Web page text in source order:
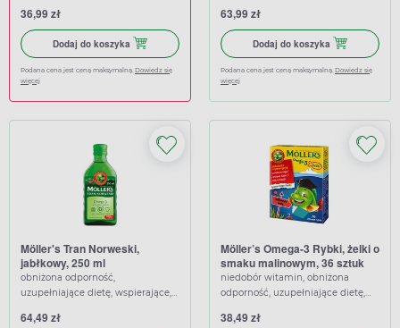
36,99 zł
Dodaj do koszyka Dodaj do koszyka Ibuprom Max Sprint, 40 kapsułek miękkich
Podana cena jest ceną maksymalną. Dowiedz się
więcej
63,99 zł
Dodaj do koszyka Dodaj do
Podana cena jest ceną maksymalną. Dowiedz się
więcej
Möller's Tran Norweski,
jabłkowy, 250 ml
obniżona odporność,
uzupełniające dietę, wspierające,
64,49 zł
Möller’s Omega-3 Rybki, żelki o
smaku malinowym, 36 sztuk
niedobór witamin, obniżona
odporność, uzupełniające dietę,
38,49 zł